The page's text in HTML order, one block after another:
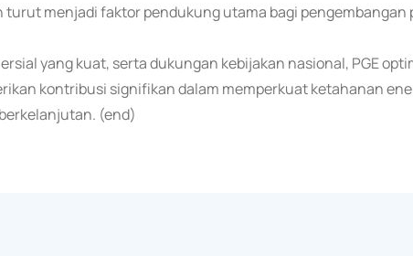
menjadi faktor pendukung utama bagi pengembangan
yang kuat, serta dukungan kebijakan nasional, PGE
kontribusi signifikan dalam memperkuat ketahanan
(end)